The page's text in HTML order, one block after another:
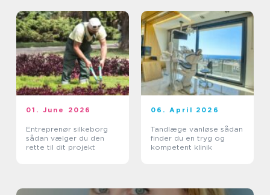
01. June 2026
Entreprenør silkeborg
sådan vælger du den
rette til dit projekt
06. April 2026
Tandlæge vanløse sådan
finder du en tryg og
kompetent klinik